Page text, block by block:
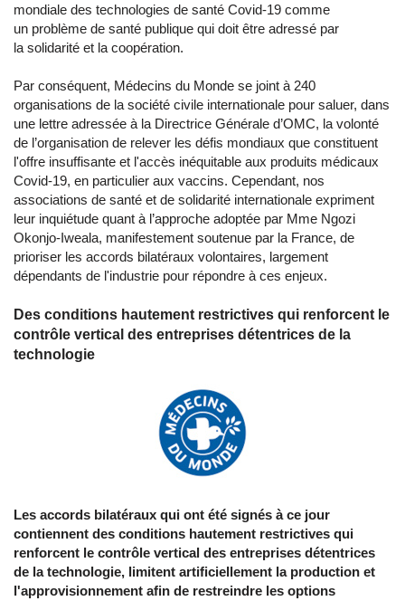
mondiale des technologies de santé Covid-19 comme
un problème de santé publique qui doit être adressé par
la solidarité et la coopération.
Par conséquent, Médecins du Monde se joint à 240
organisations de la société civile internationale pour saluer, dans
une lettre adressée à la Directrice Générale d’OMC, la volonté
de l’organisation de relever les défis mondiaux que constituent
l'offre insuffisante et l'accès inéquitable aux produits médicaux
Covid-19, en particulier aux vaccins. Cependant, nos
associations de santé et de solidarité internationale expriment
leur inquiétude quant à l’approche adoptée par Mme Ngozi
Okonjo-Iweala, manifestement soutenue par la France, de
prioriser les accords bilatéraux volontaires, largement
dépendants de l'industrie pour répondre à ces enjeux.
Des conditions hautement restrictives qui renforcent le
contrôle vertical des entreprises détentrices de la
technologie
Les accords bilatéraux qui ont été signés à ce jour
contiennent des conditions hautement restrictives qui
renforcent le contrôle vertical des entreprises détentrices
de la technologie, limitent artificiellement la production et
l'approvisionnement afin de restreindre les options